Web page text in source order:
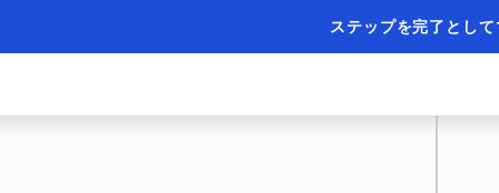
ステップを完了として